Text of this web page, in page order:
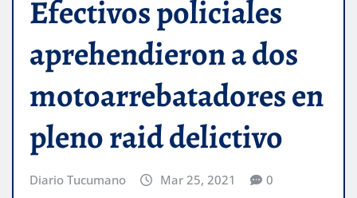
Efectivos policiales
aprehendieron a dos
motoarrebatadores en
pleno raid delictivo
Diario Tucumano Mar 25, 2021 0